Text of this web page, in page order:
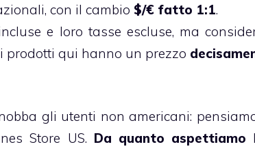
con il cambio $/€ fatto 1:1.
e loro tasse escluse, ma
prodotti qui hanno un prezzo
gli utenti non americani:
Store US. Da quanto aspettiamo